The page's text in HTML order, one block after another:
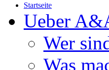
Startseite
Ueber
Wer
Was